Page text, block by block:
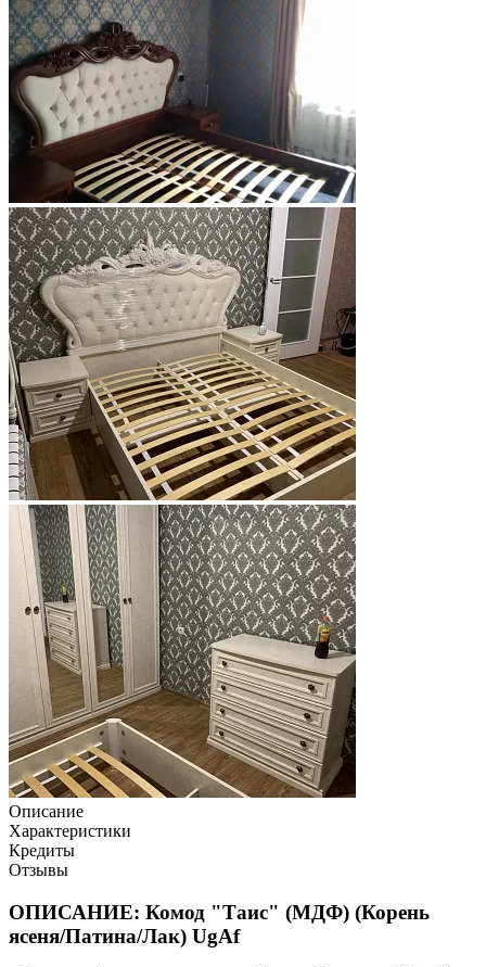
Описание
Характеристики
Кредиты
Отзывы
ОПИСАНИЕ: Комод "Таис" (МДФ) (Корень
ясеня/Патина/Лак) UgAf